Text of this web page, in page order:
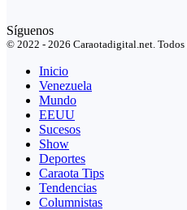
Síguenos
© 2022 - 2026 Caraotadigital.net. Todos
Inicio
Venezuela
Mundo
EEUU
Sucesos
Show
Deportes
Caraota Tips
Tendencias
Columnistas